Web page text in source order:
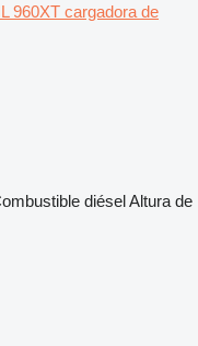
960XT cargadora de
diéselAltura de